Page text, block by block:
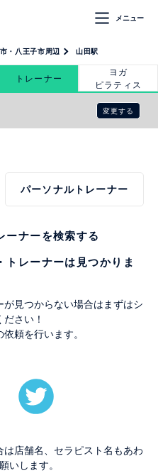
メニュー
・八王子市周辺 山田駅
トレーナー
ヨガ
ピラティス
変更する
パーソナルトレーナー
ーナーを検索する
トレーナーは見つかりま
見つからない場合はまずはシ
さい！
頼を行います。
店舗名、セラピスト名もあわ
いします。